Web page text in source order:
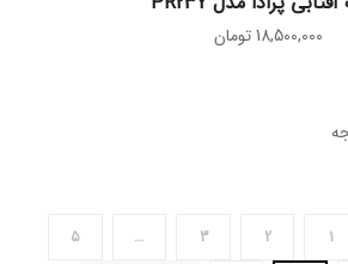
18,500,000 تومان
1
2
3
…
5